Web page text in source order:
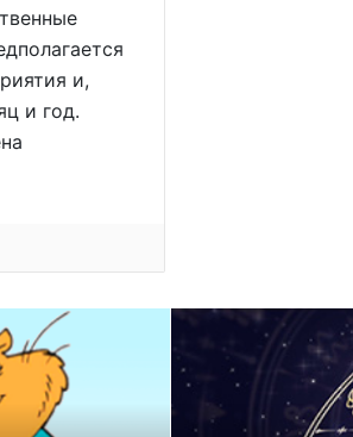
и,
и год.